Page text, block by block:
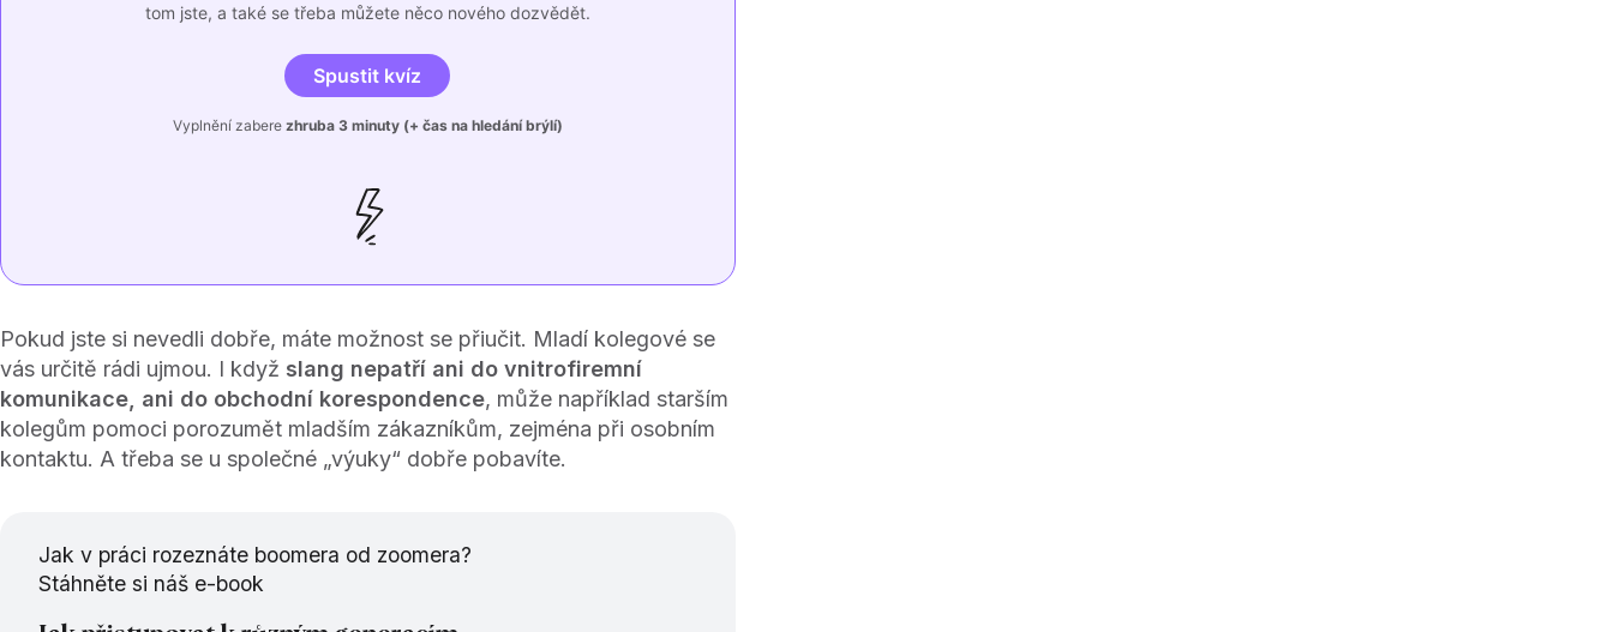
tom jste, a také se třeba můžete něco nového dozvědět.
Spustit kvíz
Vyplnění zabere zhruba 3 minuty (+ čas na hledání brýlí)
Pokud jste si nevedli dobře, máte možnost se přiučit. Mladí kolegové se
vás určitě rádi ujmou. I když slang nepatří ani do vnitrofiremní
komunikace, ani do obchodní korespondence, může například starším
kolegům pomoci porozumět mladším zákazníkům, zejména při osobním
kontaktu. A třeba se u společné „výuky“ dobře pobavíte.
Jak v práci rozeznáte boomera od zoomera?
Stáhněte si náš e-book